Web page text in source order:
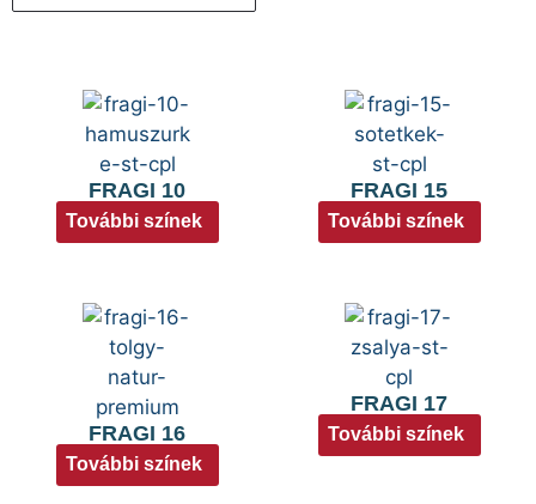
FRAGI 10
További színek
FRAGI 15
További színek
FRAGI 16
További színek
FRAGI 17
További színek